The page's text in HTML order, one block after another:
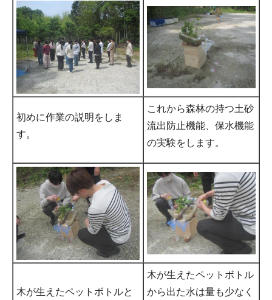
初めに作業の説明をしま
す。
これから森林の持つ土砂
流出防止機能、保水機能
の実験をします。
木が生えたペットボトルと
木が生えたペットボトル
から出た水は量も少なく